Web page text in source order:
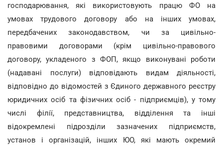
господарювання, які використовують працю ФО на
умовах трудового договору або на інших умовах,
передбачених законодавством, чи за цивільно-
правовими договорами (крім цивільно-правового
договору, укладеного з ФОП, якщо виконувані роботи
(надавані послуги) відповідають видам діяльності,
відповідно до відомостей з Єдиного державного реєстру
юридичних осіб та фізичних осіб - підприємців), у тому
числі філії, представництва, відділення та інші
відокремлені підрозділи зазначених підприємств,
установ і організацій, інших ЮО, які мають окремий